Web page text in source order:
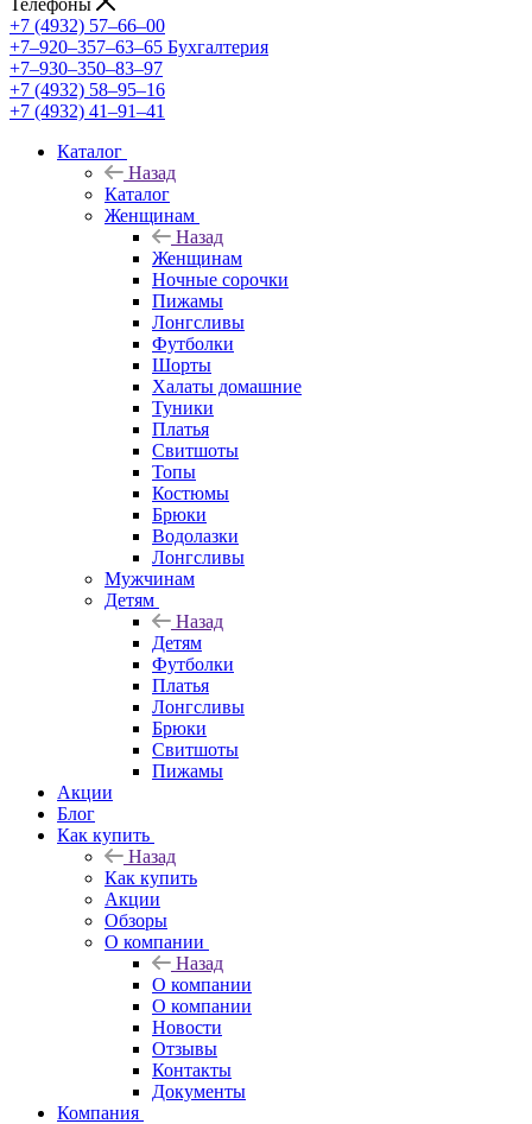
Телефоны
+7 (4932) 57‒66‒00
+7‒920‒357‒63‒65 Бухгалтерия
+7‒930‒350‒83‒97
+7 (4932) 58‒95‒16
+7 (4932) 41‒91‒41
Каталог
Назад
Каталог
Женщинам
Назад
Женщинам
Ночные сорочки
Пижамы
Лонгсливы
Футболки
Шорты
Халаты домашние
Туники
Платья
Свитшоты
Топы
Костюмы
Брюки
Водолазки
Лонгсливы
Мужчинам
Детям
Назад
Детям
Футболки
Платья
Лонгсливы
Брюки
Свитшоты
Пижамы
Акции
Блог
Как купить
Назад
Как купить
Акции
Обзоры
О компании
Назад
О компании
О компании
Новости
Отзывы
Контакты
Документы
Компания